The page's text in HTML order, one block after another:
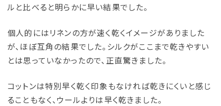
ルと比べると明らかに早い結果でした。
個人的にはリネンの方が速く乾くイメージがありました
が、ほぼ互角の結果でした。シルクがここまで乾きやすい
とは思っていなかったので、正直驚きました。
コットンは特別早く乾く印象もなければ乾きにくいと感じ
ることもなく、ウールよりは早く乾きました。